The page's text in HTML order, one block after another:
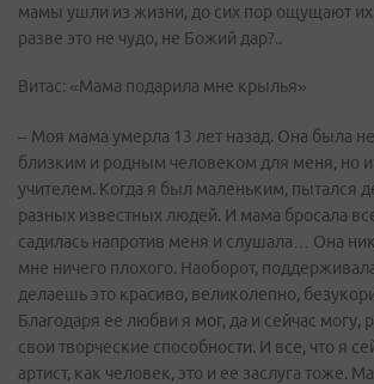
мамы ушли из жизни, до сих пор ощущают их
разве это не чудо, не Божий дар?..
Витас: «Мама подарила мне крылья»
– Моя мама умерла 13 лет назад. Она была
близким и родным человеком для меня, но
учителем. Когда я был маленьким, пытался
разных известных людей. И мама бросала
садилась напротив меня и слушала… Она
мне ничего плохого. Наоборот,
делаешь это красиво, великолепно,
Благодаря ее любви я мог, да и сейчас могу,
свои творческие способности. И все, что я
артист, как человек, это и ее заслуга тоже.